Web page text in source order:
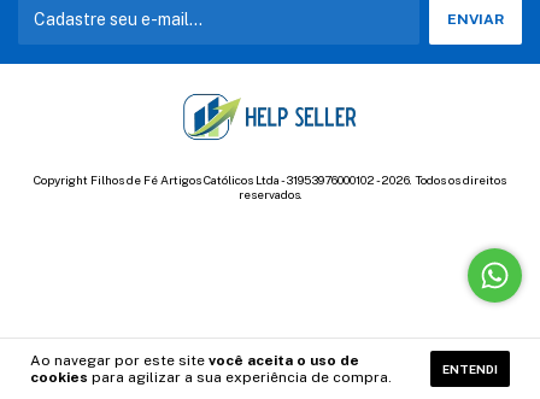
Ao navegar por este site você aceita o uso de
cookies para agilizar a sua experiência de compra. ENTENDI
Copyright Filhos de Fé Artigos Católicos Ltda - 31953976000102 - 2026. Todos os direitos
reservados.